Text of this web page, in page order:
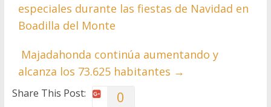
especiales durante las fiestas de Navidad en
Boadilla del Monte
Majadahonda continúa aumentando y
alcanza los 73.625 habitantes →
Share This Post: 0